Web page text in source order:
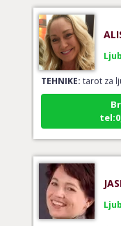
TEHNIKE:tarot za
TEHNIKE: